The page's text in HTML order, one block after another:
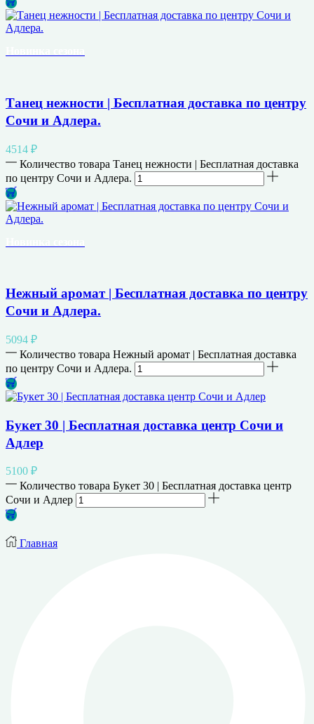
Танец нежности | Бесплатная доставка по центру
Сочи и Адлера.
4514 ₽
Количество товара Танец нежности | Бесплатная доставка
по центру Сочи и Адлера.
Нежный аромат | Бесплатная доставка по центру
Сочи и Адлера.
5094 ₽
Количество товара Нежный аромат | Бесплатная доставка
по центру Сочи и Адлера.
Букет 30 | Бесплатная доставка центр Сочи и
Адлер
5100 ₽
Количество товара Букет 30 | Бесплатная доставка центр
Сочи и Адлер
Главная